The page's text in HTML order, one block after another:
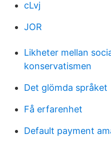
cLvj
JOR
Likheter mellan
konservatismen
Det glömda språket
Få erfarenhet
Default payment